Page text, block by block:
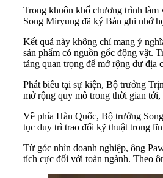
Trong khuôn khổ chương trình
Song Miryung đã ký Bản ghi nhớ
Kết quả này không chỉ mang ý
sản phẩm có nguồn gốc động vật.
tảng quan trọng để mở rộng dư địa
Phát biểu tại sự kiện, Bộ trưởng
mở rộng quy mô trong thời gian tới,
Về phía Hàn Quốc, Bộ trưởng
tục duy trì trao đổi kỹ thuật trong
Từ góc nhìn doanh nghiệp, ông
tích cực đối với toàn ngành. Theo